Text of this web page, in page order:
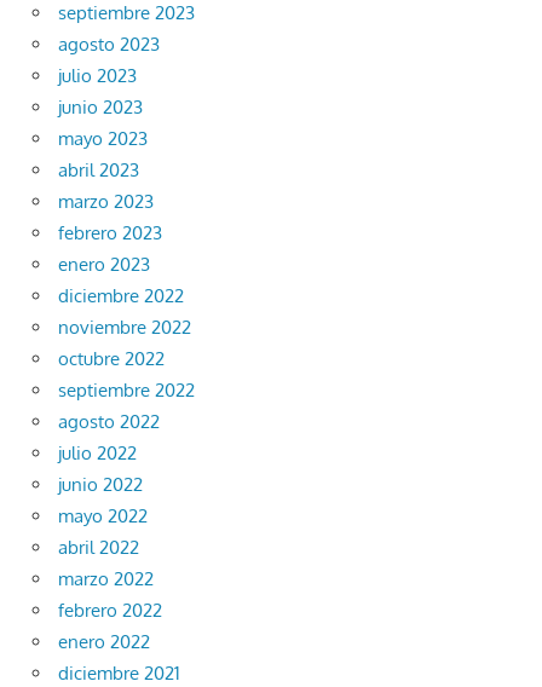
septiembre 2023
agosto 2023
julio 2023
junio 2023
mayo 2023
abril 2023
marzo 2023
febrero 2023
enero 2023
diciembre 2022
noviembre 2022
octubre 2022
septiembre 2022
agosto 2022
julio 2022
junio 2022
mayo 2022
abril 2022
marzo 2022
febrero 2022
enero 2022
diciembre 2021